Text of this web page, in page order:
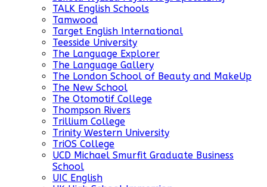
TALK English Schools
Tamwood
Target English International
Teesside University
The Language Explorer
The Language Gallery
The London School of Beauty and MakeUp
The New School
The Otomotif College
Thompson Rivers
Trillium College
Trinity Western University
TriOS College
UCD Michael Smurfit Graduate Business
School
UIC English